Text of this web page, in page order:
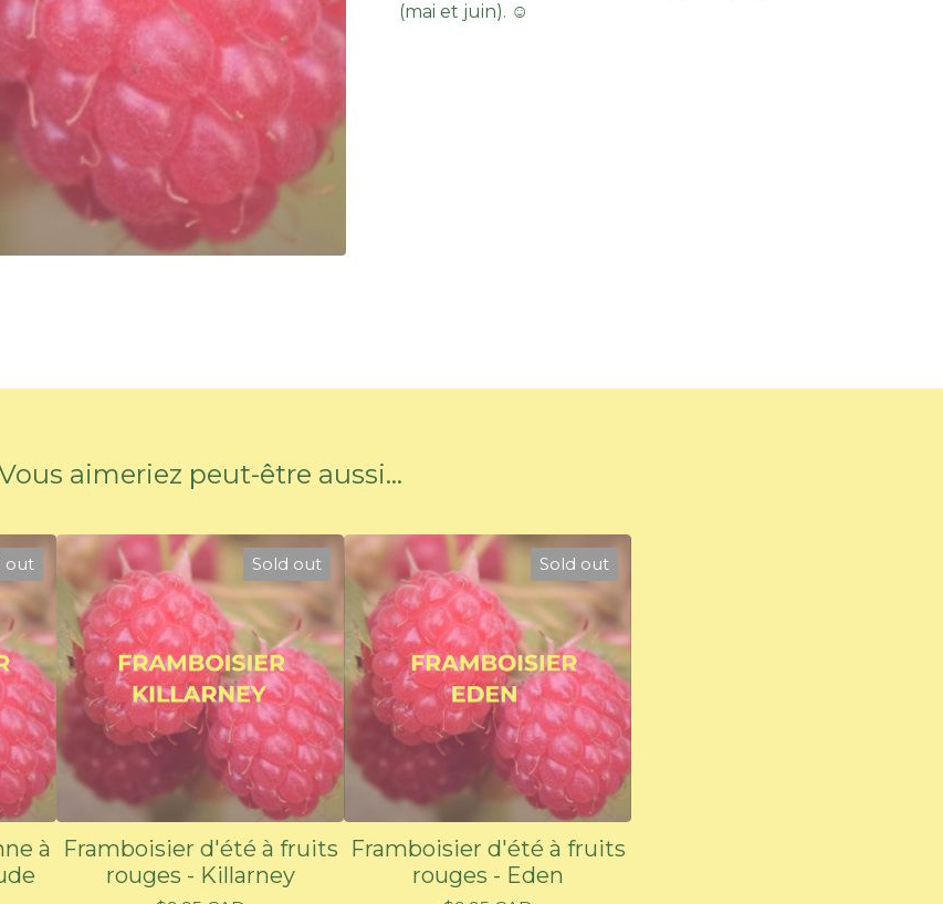
(mai et juin). ☺︎
aimeriez peut-être aussi...
out
à
Sold out
Framboisier d'été à fruits
rouges - Killarney
Sold out
Framboisier d'été à fruits
rouges - Eden